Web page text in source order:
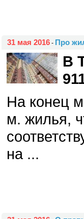
31 мая 2016 - Про
В
На конец
м. жилья,
на ...